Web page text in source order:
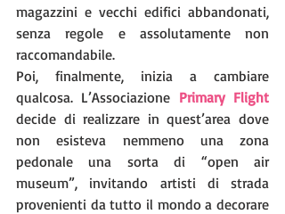
magazzini e vecchi edifici abbandonati,
senza regole e assolutamente non
raccomandabile.
Poi, finalmente, inizia a cambiare
qualcosa. L’Associazione Primary Flight
decide di realizzare in quest’area dove
non esisteva nemmeno una zona
pedonale una sorta di “open air
museum”, invitando artisti di strada
provenienti da tutto il mondo a decorare